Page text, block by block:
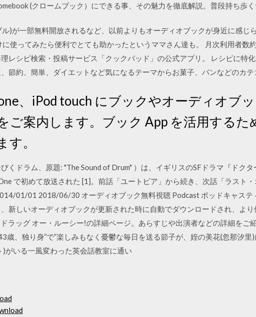
(クロームブック）にできる事、その魅力を徹底解説。普段持ち歩
)が一部無料開放されるなど、以前よりもオーディオブックが身近に感じ
使ってみたら便利でとても助かったというママさん達も。 月次利用者数
レシピ検索・投稿サービス「クックパッド」の公式アプリ。 レシピに特
節約、簡単、ダイエットなど気になるテーマからお菓子、パンなどのカ
、iPod touch にブックやオーディオブ
ご案内します。ブック App を活用するた
。
くドラム、原題: "The Sound of Drum" ）は、イギリスのSFドラマ『ドク
で初めて放送された [1]。前話「ユートピア」から続き、次話「ラスト
01/01 2018/06/30 オーディオブック無料視聴 Podcast ポッドキャステ
新しいオーディオブックが更新された時に自動でダウンロードされ、よ
ラッグ オー・ルーシー!の詳細ページ。あらすじや出演者などの詳細をご
歳、独り身”で”楽しみもなく憂鬱な毎日を送る節子が、姪の美花(忽那汐
)がいる一風変わった英会話教室に通い